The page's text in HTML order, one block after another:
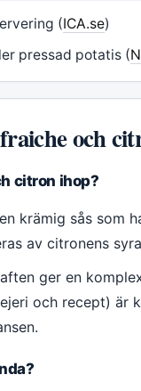
(ICA.se)
pressad potatis (
och
citron ihop?
krämig sås som
av citronens
ger en
och recept) är